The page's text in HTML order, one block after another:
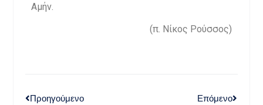
Αμήν.
(π. Νίκος Ρούσσος)
Προηγούμενο Επόμενο